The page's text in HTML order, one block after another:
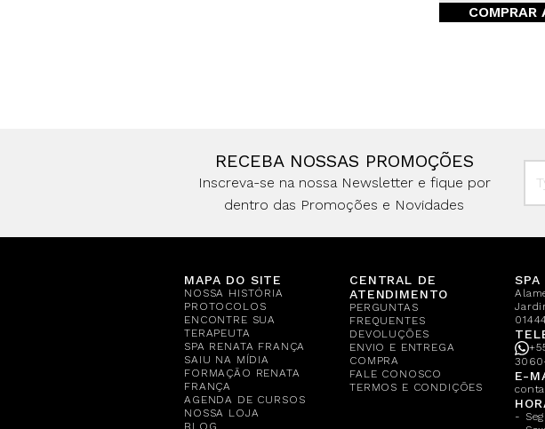
COMPRAR
RECEBA NOSSAS PROMOÇÕES
Inscreva-se na nossa Newsletter e fique por
dentro das Promoções e Novidades
MAPA DO SITE
NOSSA HISTÓRIA
PROTOCOLOS
ENCONTRE SUA
TERAPEUTA
SPA RENATA FRANÇA
SAIU NA MÍDIA
FORMAÇÃO RENATA
FRANÇA
AGENDA DE CURSOS
NOSSA LOJA
BLOG
CENTRAL DE
ATENDIMENTO
PERGUNTAS
FREQUENTES
DEVOLUÇÕES
ENVIO E ENTREGA
COMPRA
FALE CONOSCO
TERMOS E CONDIÇÕES
SPA
E-
-